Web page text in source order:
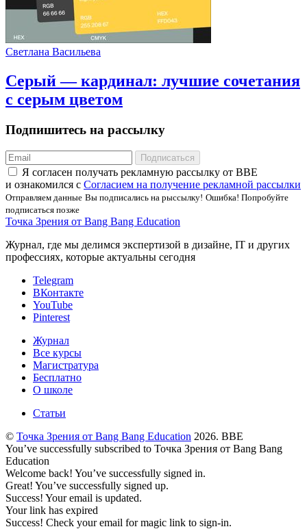
Светлана Васильева
Серый — кардинал: лучшие сочетания
с серым цветом
Подпишитесь на рассылку
Подписаться
Я соглаcен получать рекламную рассылку от BBE
и ознакомился с Согласием на получение рекламной рассылки
Отправляем данные Вы подписались на рыссылку! Ошибка! Попробуйте
подписаться позже
Точка Зрения от Bang Bang Education
Журнал, где мы делимся экспертизой в дизайне, IT и других
профессиях, которые актуальны сегодня
Telegram
ВКонтакте
YouTube
Pinterest
Журнал
Все курсы
Магистратура
Бесплатно
О школе
Статьи
© Точка Зрения от Bang Bang Education 2026. BBE
You’ve successfully subscribed to Точка Зрения от Bang Bang
Education
Welcome back! You’ve successfully signed in.
Great! You’ve successfully signed up.
Success! Your email is updated.
Your link has expired
Success! Check your email for magic link to sign-in.